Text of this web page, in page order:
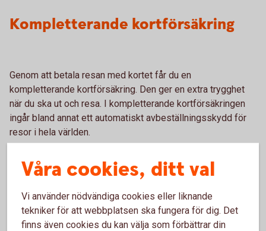
Kompletterande kortförsäkring
Genom att betala resan med kortet får du en
kompletterande kortförsäkring. Den ger en extra trygghet
när du ska ut och resa. I kompletterande kortförsäkringen
ingår bland annat ett automatiskt avbeställningsskydd för
resor i hela världen.
Företag och skyddar dig om du betalar mer än hälften av
minst 1 000 kronor, exklusive skatter och avgifter.
Kompletterandekortförsäkring
Våra cookies, ditt val
Vi använder nödvändiga cookies eller liknande
tekniker för att webbplatsen ska fungera för dig. Det
finns även cookies du kan välja som förbättrar din